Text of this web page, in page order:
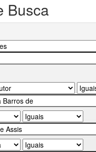
Busca